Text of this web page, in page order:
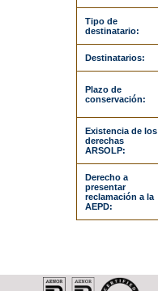
Tipo de
destinatario:
Destinatarios:
Plazo de
conservación:
Existencia de los
derechas
ARSOLP:
Derecho a
presentar
reclamación a la
AEPD: